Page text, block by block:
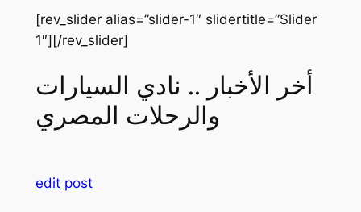
[rev_slider alias=”slider-1″ slidertitle=”Slider
1″][/rev_slider]
أخر الأخبار .. نادي السيارات
والرحلات المصري
edit post